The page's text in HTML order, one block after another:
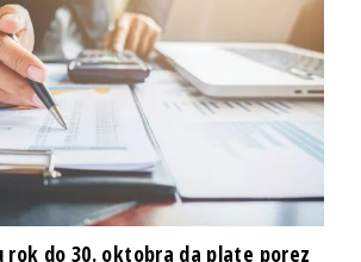
rok do 30. oktobra da plate porez